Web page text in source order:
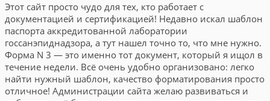
Этот сайт просто чудо для тех, кто работает с
документацией и сертификацией! Недавно искал шаблон
паспорта аккредитованной лаборатории
госсанэпиднадзора, а тут нашел точно то, что мне нужно.
Форма N 3 — это именно тот документ, который я ищол в
течение недели. Всё очень удобно организовано: легко
найти нужный шаблон, качество форматирования просто
отличное! Администрации сайта желаю развиваться и